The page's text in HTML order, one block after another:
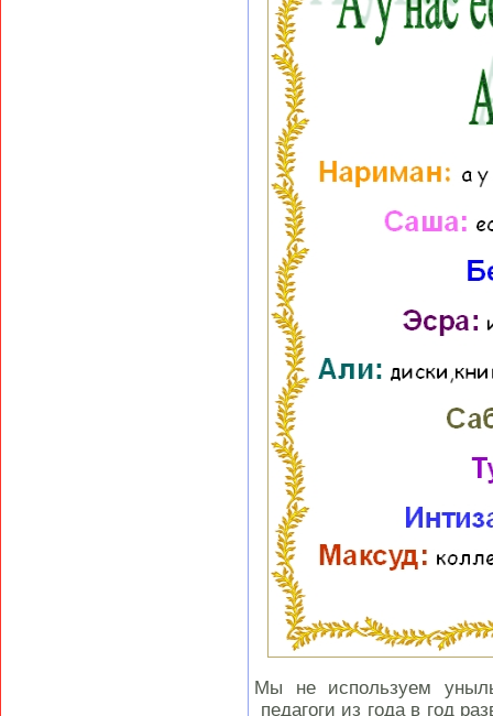
Мы не используем
педагоги из года в год